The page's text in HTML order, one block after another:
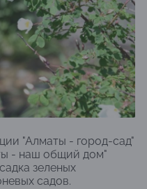
"Алматы - город-сад"
- наш общий дом"
зеленых
садов.